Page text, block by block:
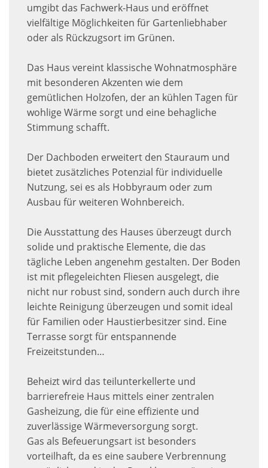
umgibt das Fachwerk-Haus und eröffnet
vielfältige Möglichkeiten für Gartenliebhaber
oder als Rückzugsort im Grünen.
Das Haus vereint klassische Wohnatmosphäre
mit besonderen Akzenten wie dem
gemütlichen Holzofen, der an kühlen Tagen für
wohlige Wärme sorgt und eine behagliche
Stimmung schafft.
Der Dachboden erweitert den Stauraum und
bietet zusätzliches Potenzial für individuelle
Nutzung, sei es als Hobbyraum oder zum
Ausbau für weiteren Wohnbereich.
Die Ausstattung des Hauses überzeugt durch
solide und praktische Elemente, die das
tägliche Leben angenehm gestalten. Der Boden
ist mit pflegeleichten Fliesen ausgelegt, die
nicht nur robust sind, sondern auch durch ihre
leichte Reinigung überzeugen und somit ideal
für Familien oder Haustierbesitzer sind. Eine
Terrasse sorgt für entspannende
Freizeitstunden…
Beheizt wird das teilunterkellerte und
barrierefreie Haus mittels einer zentralen
Gasheizung, die für eine effiziente und
zuverlässige Wärmeversorgung sorgt.
Gas als Befeuerungsart ist besonders
vorteilhaft, da es eine saubere Verbrennung